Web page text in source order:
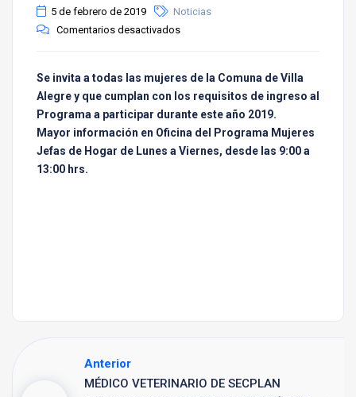
5 de febrero de 2019
Noticias
Comentarios desactivados
Se invita a todas las mujeres de la Comuna de Villa
Alegre y que cumplan con los requisitos de ingreso al
Programa a participar durante este año 2019.
Mayor información en Oficina del Programa Mujeres
Jefas de Hogar de Lunes a Viernes, desde las 9:00 a
13:00 hrs.
Anterior
MÉDICO VETERINARIO DE SECPLAN